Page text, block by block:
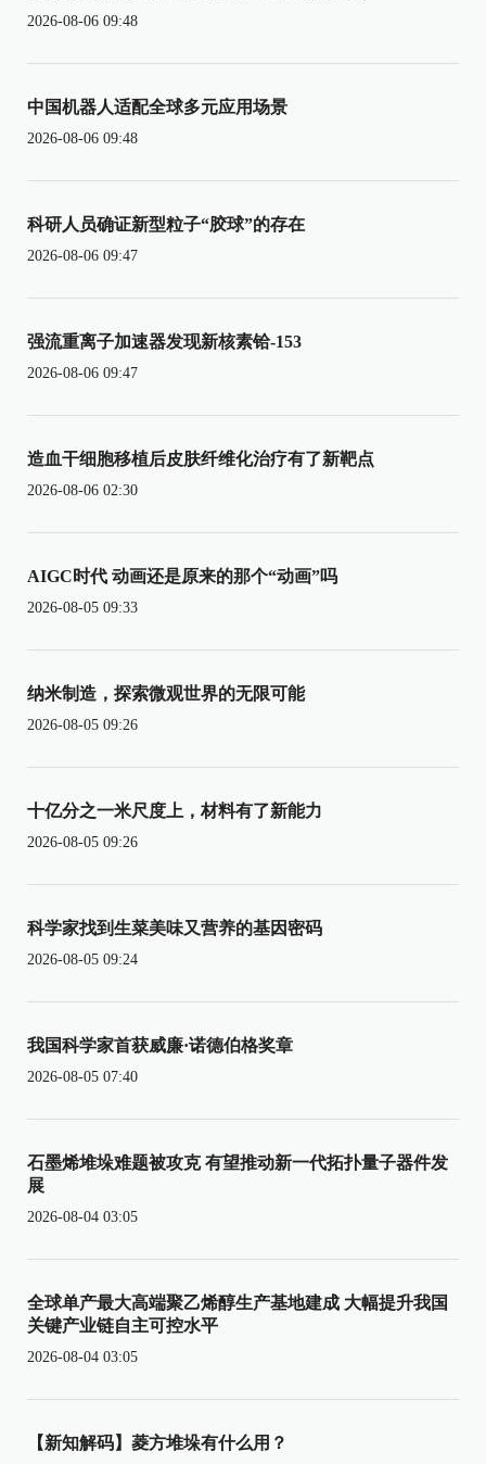
2026-08-06 09:48
中国机器人适配全球多元应用场景
2026-08-06 09:48
科研人员确证新型粒子“胶球”的存在
2026-08-06 09:47
强流重离子加速器发现新核素铪-153
2026-08-06 09:47
造血干细胞移植后皮肤纤维化治疗有了新靶点
2026-08-06 02:30
AIGC时代 动画还是原来的那个“动画”吗
2026-08-05 09:33
纳米制造，探索微观世界的无限可能
2026-08-05 09:26
十亿分之一米尺度上，材料有了新能力
2026-08-05 09:26
科学家找到生菜美味又营养的基因密码
2026-08-05 09:24
我国科学家首获威廉·诺德伯格奖章
2026-08-05 07:40
石墨烯堆垛难题被攻克 有望推动新一代拓扑量子器件发
展
2026-08-04 03:05
全球单产最大高端聚乙烯醇生产基地建成 大幅提升我国
关键产业链自主可控水平
2026-08-04 03:05
【新知解码】菱方堆垛有什么用？